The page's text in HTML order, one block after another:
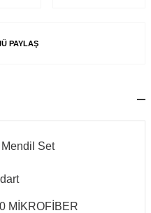
PAYLAŞ
Set
MİKROFİBER